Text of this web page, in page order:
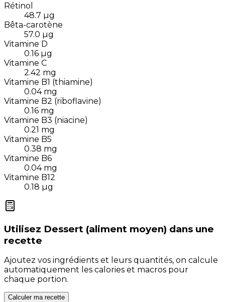
Rétinol
48.7 µg
Bêta-carotène
57.0 µg
Vitamine D
0.16 µg
Vitamine C
2.42 mg
Vitamine B1 (thiamine)
0.04 mg
Vitamine B2 (riboflavine)
0.16 mg
Vitamine B3 (niacine)
0.21 mg
Vitamine B5
0.38 mg
Vitamine B6
0.04 mg
Vitamine B12
0.18 µg
Utilisez Dessert (aliment moyen) dans une
recette
Ajoutez vos ingrédients et leurs quantités, on calcule
automatiquement les calories et macros pour
chaque portion.
Calculer ma recette